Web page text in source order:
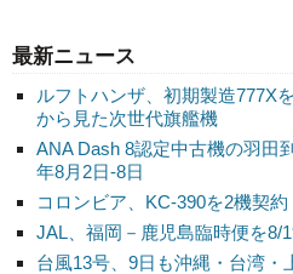
最新ニュース
ルフトハンザ、初期製造
から見た次世代旗艦機
ANA Dash 8認定中古機の羽
年8月2日-8日
コロンビア、KC-390を2機契
JAL、福岡－鹿児島臨時便を
台風13号、9日も沖縄・台湾